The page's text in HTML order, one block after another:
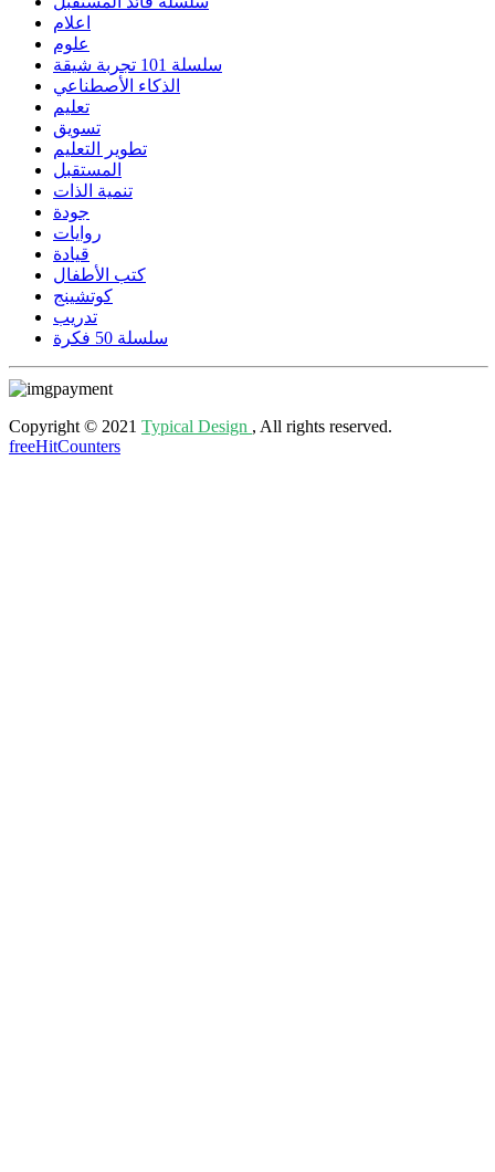
اعلام
علوم
سلسلة 101 تجربة شيقة
الذكاء الأصطناعي
تعليم
تسويق
تطوير التعليم
المستقبل
تنمية الذات
جودة
روايات
قيادة
كتب الأطفال
كوتشينج
تدريب
سلسلة 50 فكرة
Copyright © 2021 Typical Design , All rights reserved.
freeHitCounters